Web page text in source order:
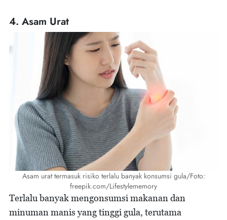
4. Asam Urat
Asam urat termasuk risiko terlalu banyak konsumsi gula/Foto:
freepik.com/Lifestylememory
Terlalu banyak mengonsumsi makanan dan
minuman manis yang tinggi gula, terutama